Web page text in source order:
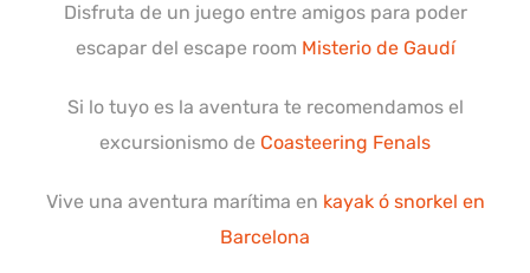
Disfruta de un juego entre amigos para poder
escapar del escape room Misterio de Gaudí
Si lo tuyo es la aventura te recomendamos el
excursionismo de Coasteering Fenals
Vive una aventura marítima en kayak ó snorkel en
Barcelona